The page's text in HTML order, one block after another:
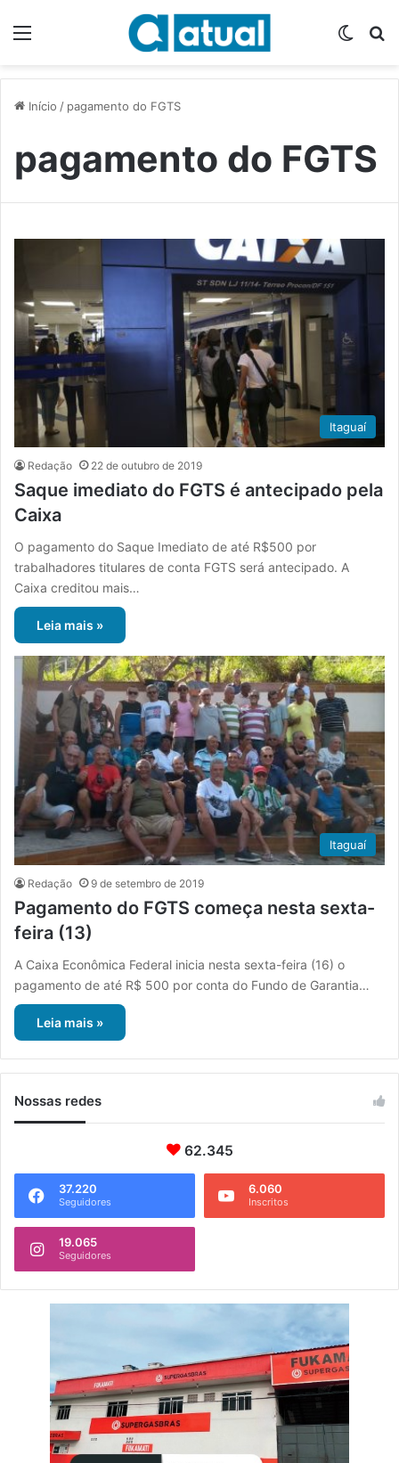
Início / pagamento do FGTS
pagamento do FGTS
Itaguaí
Redação 22 de outubro de 2019
Saque imediato do FGTS é antecipado pela
Caixa
O pagamento do Saque Imediato de até R$500 por
trabalhadores titulares de conta FGTS será antecipado. A
Caixa creditou mais…
Leia mais »
Itaguaí
Redação 9 de setembro de 2019
Pagamento do FGTS começa nesta sexta-
feira (13)
A Caixa Econômica Federal inicia nesta sexta-feira (16) o
pagamento de até R$ 500 por conta do Fundo de Garantia…
Leia mais »
Nossas redes
62.345
37.220
Seguidores
6.060
Inscritos
19.065
Seguidores